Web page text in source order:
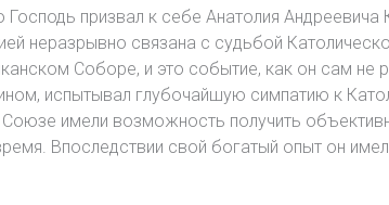
Господь призвал к себе Анатолия
неразрывно связана с судьбой
Соборе, и это событие, как он сам
испытывал глубочайшую симпатию к
имели возможность получить
Впоследствии свой богатый опыт он